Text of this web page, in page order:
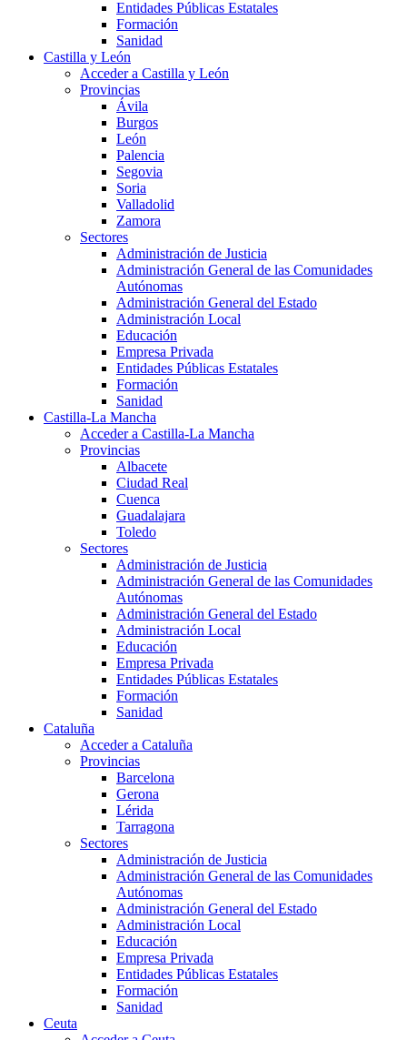
Entidades Públicas Estatales
Formación
Sanidad
Castilla y León
Acceder a Castilla y León
Provincias
Ávila
Burgos
León
Palencia
Segovia
Soria
Valladolid
Zamora
Sectores
Administración de Justicia
Administración General de las Comunidades
Autónomas
Administración General del Estado
Administración Local
Educación
Empresa Privada
Entidades Públicas Estatales
Formación
Sanidad
Castilla-La Mancha
Acceder a Castilla-La Mancha
Provincias
Albacete
Ciudad Real
Cuenca
Guadalajara
Toledo
Sectores
Administración de Justicia
Administración General de las Comunidades
Autónomas
Administración General del Estado
Administración Local
Educación
Empresa Privada
Entidades Públicas Estatales
Formación
Sanidad
Cataluña
Acceder a Cataluña
Provincias
Barcelona
Gerona
Lérida
Tarragona
Sectores
Administración de Justicia
Administración General de las Comunidades
Autónomas
Administración General del Estado
Administración Local
Educación
Empresa Privada
Entidades Públicas Estatales
Formación
Sanidad
Ceuta